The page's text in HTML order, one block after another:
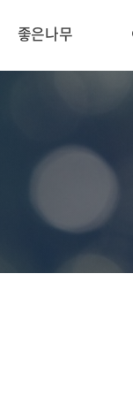
좋은나무